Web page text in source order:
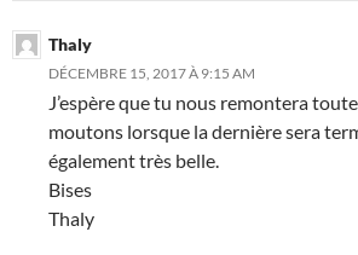
Thaly
DÉCEMBRE 15, 2017 À 9:15 AM
J’espère que tu nous remontera
moutons lorsque la dernière sera
également très belle.
Bises
Thaly